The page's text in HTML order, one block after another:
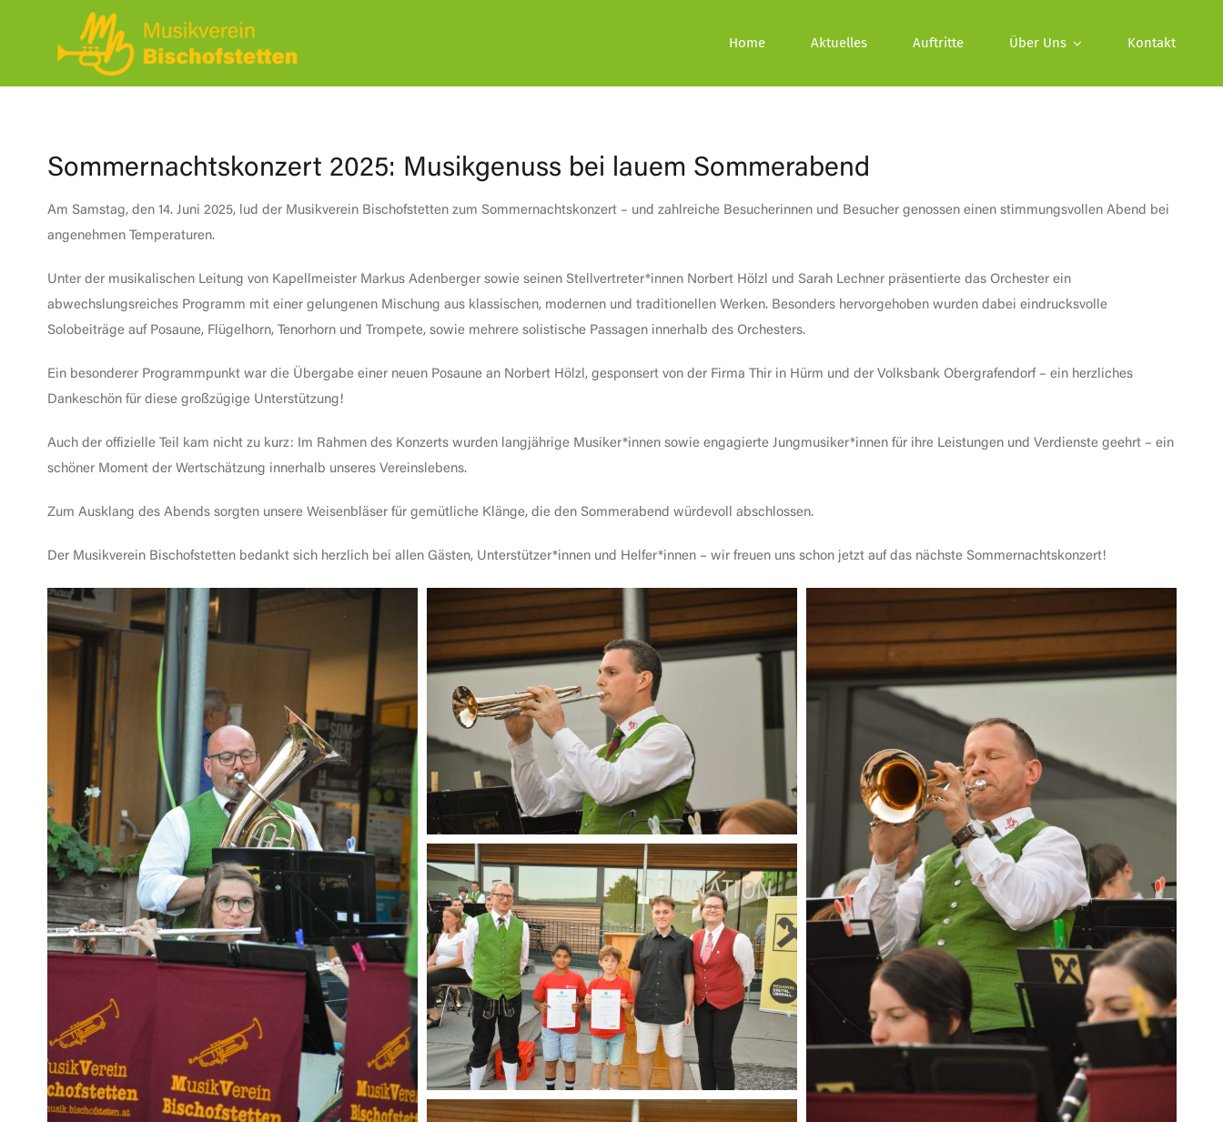
Home Aktuelles Auftritte Über Uns Kontakt
Sommernachtskonzert 2025: Musikgenuss bei lauem Sommerabend
Am Samstag, den 14. Juni 2025, lud der Musikverein Bischofstetten zum Sommernachtskonzert – und zahlreiche Besucherinnen und Besucher genossen einen stimmungsvollen Abend bei
angenehmen Temperaturen.
Unter der musikalischen Leitung von Kapellmeister Markus Adenberger sowie seinen Stellvertreter*innen Norbert Hölzl und Sarah Lechner präsentierte das Orchester ein
abwechslungsreiches Programm mit einer gelungenen Mischung aus klassischen, modernen und traditionellen Werken. Besonders hervorgehoben wurden dabei eindrucksvolle
Solobeiträge auf Posaune, Flügelhorn, Tenorhorn und Trompete, sowie mehrere solistische Passagen innerhalb des Orchesters.
Ein besonderer Programmpunkt war die Übergabe einer neuen Posaune an Norbert Hölzl, gesponsert von der Firma Thir in Hürm und der Volksbank Obergrafendorf – ein herzliches
Dankeschön für diese großzügige Unterstützung!
Auch der offizielle Teil kam nicht zu kurz: Im Rahmen des Konzerts wurden langjährige Musiker*innen sowie engagierte Jungmusiker*innen für ihre Leistungen und Verdienste geehrt – ein
schöner Moment der Wertschätzung innerhalb unseres Vereinslebens.
Zum Ausklang des Abends sorgten unsere Weisenbläser für gemütliche Klänge, die den Sommerabend würdevoll abschlossen.
Der Musikverein Bischofstetten bedankt sich herzlich bei allen Gästen, Unterstützer*innen und Helfer*innen – wir freuen uns schon jetzt auf das nächste Sommernachtskonzert!